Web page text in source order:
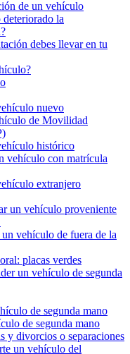
de un vehículo
deteriorado la
debes llevar en tu
nuevo
de Movilidad
histórico
vehículo con matrícula
extranjero
un vehículo proveniente
vehículo de fuera de la
placas verdes
un vehículo de segunda
de segunda mano
de segunda mano
y divorcios o separaciones
un vehículo del